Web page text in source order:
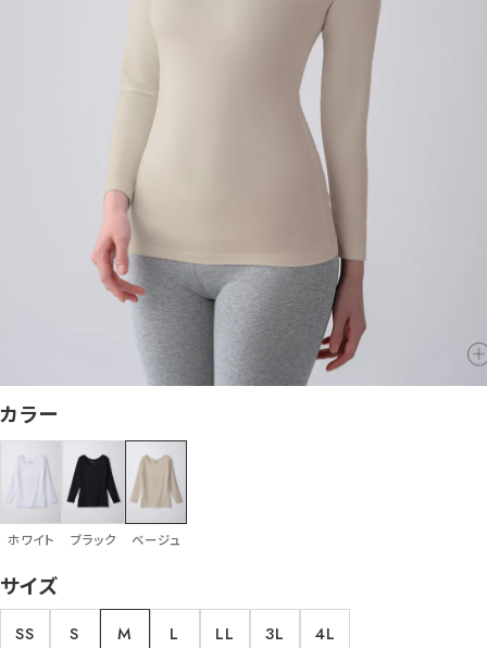
カラー
ホワイト ブラック ベージュ
サイズ
SS S M L LL 3L 4L